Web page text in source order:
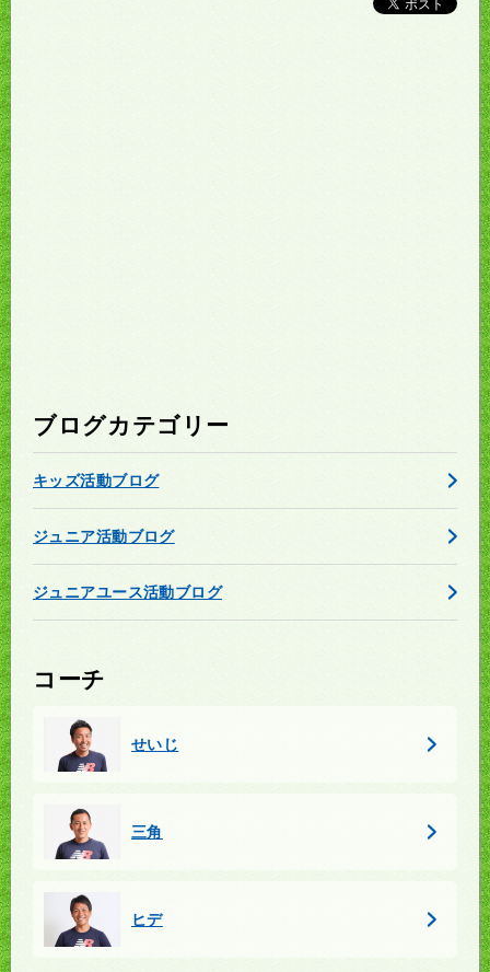
ブログカテゴリー
キッズ活動ブログ
ジュニア活動ブログ
ジュニアユース活動ブログ
コーチ
せいじ
三角
ヒデ